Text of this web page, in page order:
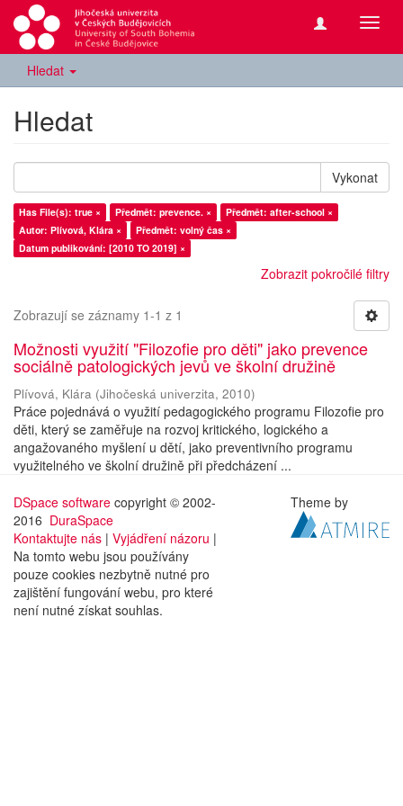
Hledat
Hledat
Vykonat
Has File(s): true × Předmět: prevence. ×
Předmět: after-school ×
Autor: Plívová, Klára ×
Předmět: volný čas ×
Datum publikování: [2010 TO 2019] ×
Zobrazit pokročilé filtry
Zobrazují se záznamy 1-1 z 1
Možnosti využití "Filozofie pro děti" jako prevence
sociálně patologických jevů ve školní družině
Plívová, Klára (Jihočeská univerzita, 2010)
Práce pojednává o využití pedagogického programu Filozofie pro
děti, který se zaměřuje na rozvoj kritického, logického a
angažovaného myšlení u dětí, jako preventivního programu
využitelného ve školní družině při předcházení ...
DSpace software copyright © 2002-
2016 DuraSpace
Kontaktujte nás | Vyjádření názoru |
Na tomto webu jsou používány
pouze cookies nezbytně nutné pro
zajištění fungování webu, pro které
není nutné získat souhlas.
Theme by